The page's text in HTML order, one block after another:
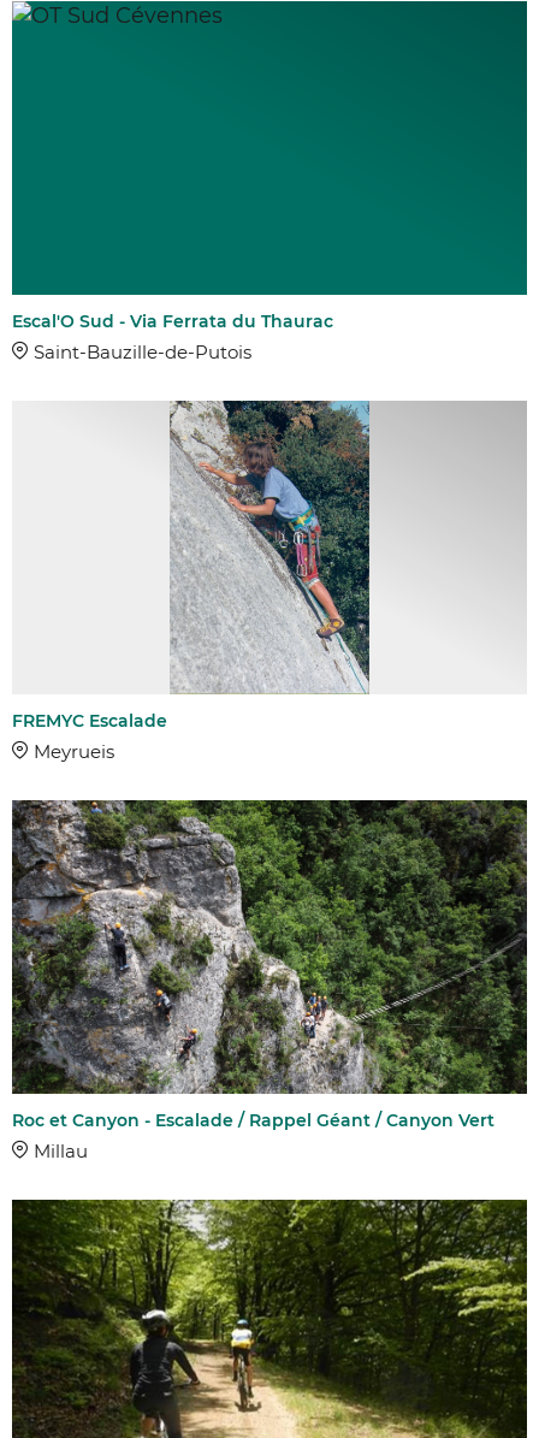
Escal'O Sud - Via Ferrata du Thaurac
Saint-Bauzille-de-Putois
FREMYC Escalade
Meyrueis
Roc et Canyon - Escalade / Rappel Géant / Canyon Vert
Millau